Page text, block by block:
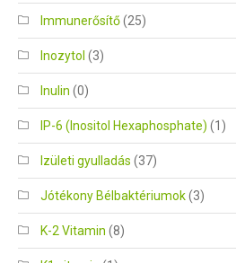
Immunerősítő(25)
Inozytol (3)
Inulin (0)
IP-6 (Inositol Hexaphosphate) (1)
Izületi gyulladás (37)
Jótékony Bélbaktériumok(3)
K-2 Vitamin (8)